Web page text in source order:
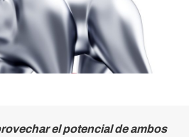
el potencial de ambos